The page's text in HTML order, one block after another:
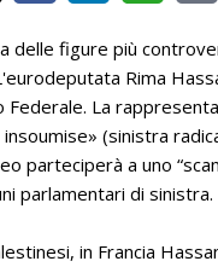
delle figure più
Rima
Federale. La
(sinistra
parteciperà a uno
parlamentari di sinistra.
in Francia